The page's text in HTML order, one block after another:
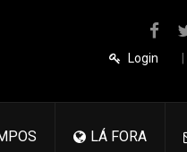
Login
LÁ FORA